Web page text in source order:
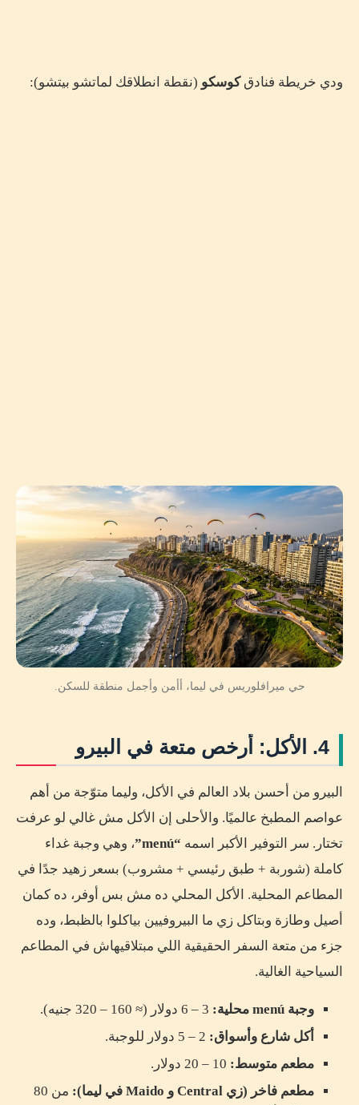
ودي خريطة فنادقكوسكو (نقطة انطلاقك لماتشو بيتشو):
حي ميرافلوريس في ليما، أأمن وأجمل منطقة للسكن.
4. الأكل: أرخص متعة في البيرو
البيرو من أحسن بلاد العالم في الأكل، وليما متوّجة من أهم
عواصم المطبخ عالميًا. والأحلى إن الأكل مش غالي لو عرفت
تختار. سر التوفير الأكبر اسمه “menú”
، وهي وجبة غداء
كاملة (شوربة + طبق رئيسي + مشروب) بسعر زهيد جدًا في
المطاعم المحلية. الأكل المحلي ده مش بس أوفر، ده كمان
أصيل وطازة وبتاكل زي ما البيروفيين بياكلوا بالظبط، وده
جزء من متعة السفر الحقيقية اللي مبتلاقيهاش في المطاعم
السياحية الغالية.
وجبة menú محلية:
أكل شارع وأسواق:
مطعم متوسط:
مطعم فاخر (زي Central و Maido في ليما):
من 80